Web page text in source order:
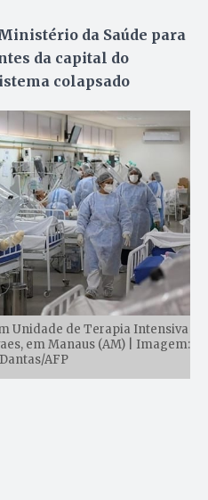
da Saúde para
da capital do
colapsado
Unidade de Terapia Intensiva
em Manaus (AM) | Imagem:
AFP